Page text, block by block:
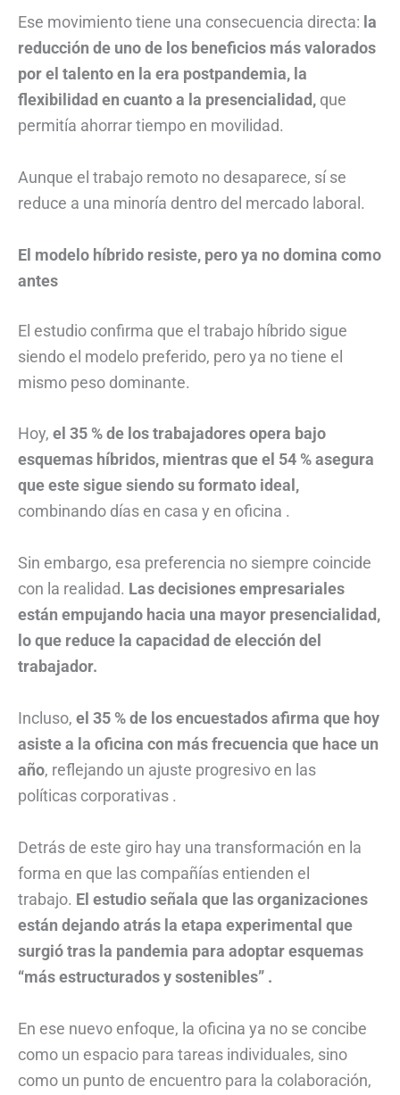
Ese movimiento tiene una consecuencia directa: la
reducción de uno de los beneficios más valorados
por el talento en la era postpandemia, la
flexibilidad en cuanto a la presencialidad, que
permitía ahorrar tiempo en movilidad.
Aunque el trabajo remoto no desaparece, sí se
reduce a una minoría dentro del mercado laboral.
El modelo híbrido resiste, pero ya no domina como
antes
El estudio confirma que el trabajo híbrido sigue
siendo el modelo preferido, pero ya no tiene el
mismo peso dominante.
Hoy, el 35 % de los trabajadores opera bajo
esquemas híbridos, mientras que el 54 % asegura
que este sigue siendo su formato ideal,
combinando días en casa y en oficina .
Sin embargo, esa preferencia no siempre coincide
con la realidad. Las decisiones empresariales
están empujando hacia una mayor presencialidad,
lo que reduce la capacidad de elección del
trabajador.
Incluso, el 35 % de los encuestados afirma que hoy
asiste a la oficina con más frecuencia que hace un
año, reflejando un ajuste progresivo en las
políticas corporativas .
Detrás de este giro hay una transformación en la
forma en que las compañías entienden el
trabajo. El estudio señala que las organizaciones
están dejando atrás la etapa experimental que
surgió tras la pandemia para adoptar esquemas
“más estructurados y sostenibles” .
En ese nuevo enfoque, la oficina ya no se concibe
como un espacio para tareas individuales, sino
como un punto de encuentro para la colaboración,